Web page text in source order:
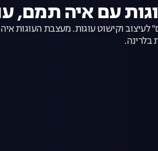
תמם, עונה 1, פרק 3:
לעיצוב וקישוט עוגות. מעצבת
בלרינה.